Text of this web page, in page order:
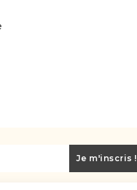
Je m'inscris !